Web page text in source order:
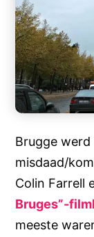
Brugge
misdaad/
Colin Farrell
Bruges”-
meeste